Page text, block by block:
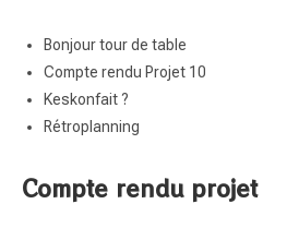
Bonjour tour de table
Compte rendu Projet 10
Keskonfait ?
Rétroplanning
Compte rendu projet